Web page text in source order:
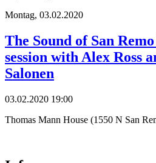
Montag, 03.02.2020
The Sound of San
session with Alex Ross
Salonen
03.02.2020 19:00
Thomas Mann House (1550 N San